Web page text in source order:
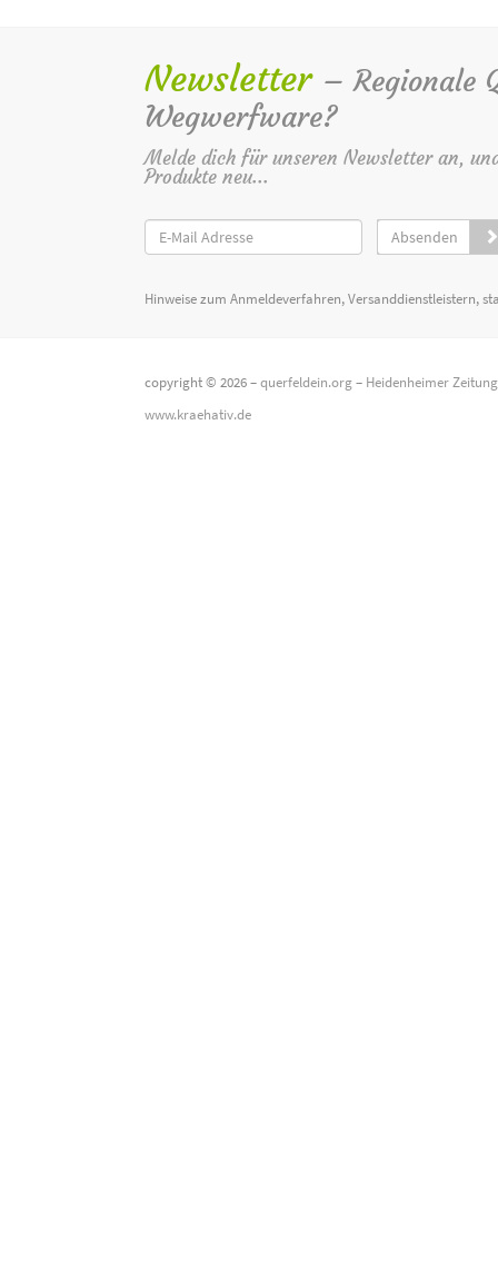
Newsletter – Regionale
Wegwerfware?
Melde dich für unseren Newsletter an,
Produkte neu...
Absenden
Hinweise zum Anmeldeverfahren, Versanddienstleistern,
copyright © 2026 –querfeldein.org– Heidenheimer
www.kraehativ.de